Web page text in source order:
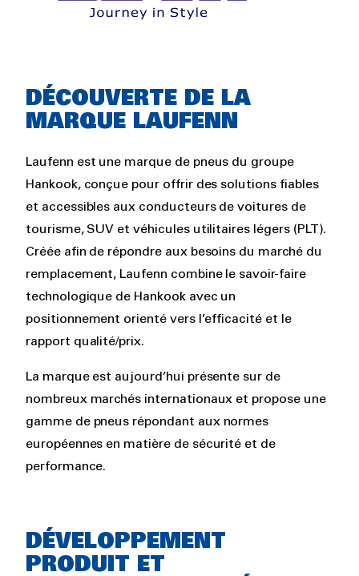
Rich
text
DÉCOUVERTE DE LA
MARQUE LAUFENN
Laufenn est une marque de pneus du groupe
Hankook, conçue pour offrir des solutions fiables
et accessibles aux conducteurs de voitures de
tourisme, SUV et véhicules utilitaires légers (PLT).
Créée afin de répondre aux besoins du marché du
remplacement, Laufenn combine le savoir-faire
technologique de Hankook avec un
positionnement orienté vers l’efficacité et le
rapport qualité/prix.
La marque est aujourd’hui présente sur de
nombreux marchés internationaux et propose une
gamme de pneus répondant aux normes
européennes en matière de sécurité et de
performance.
DÉVELOPPEMENT
PRODUIT ET